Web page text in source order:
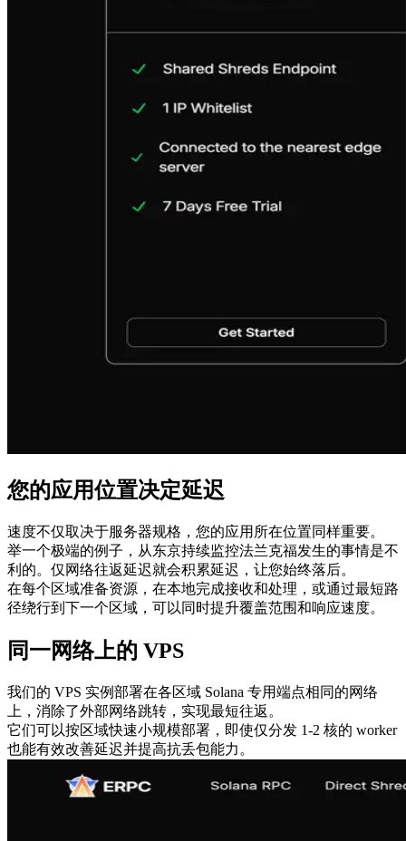
您的应用位置决定延迟
速度不仅取决于服务器规格，您的应用所在位置同样重要。
举一个极端的例子，从东京持续监控法兰克福发生的事情是不
利的。仅网络往返延迟就会积累延迟，让您始终落后。
在每个区域准备资源，在本地完成接收和处理，或通过最短路
径绕行到下一个区域，可以同时提升覆盖范围和响应速度。
同一网络上的 VPS
我们的 VPS 实例部署在各区域 Solana 专用端点相同的网络
上，消除了外部网络跳转，实现最短往返。
它们可以按区域快速小规模部署，即使仅分发 1-2 核的 worker
也能有效改善延迟并提高抗丢包能力。